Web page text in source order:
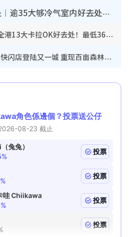
香港室内好去处︱逾35大够冷气室内好去处推荐 室内活动免费避雨无惧下雨
KTV推荐2026︱全港13大卡拉OK好去处！最低36元起 日语歌都有！(附地址+收费详情)
小熊维尼100周年快闪店登陆又一城 重现百亩森林经典场景／独家限定盲盒登场／专属DIY香水